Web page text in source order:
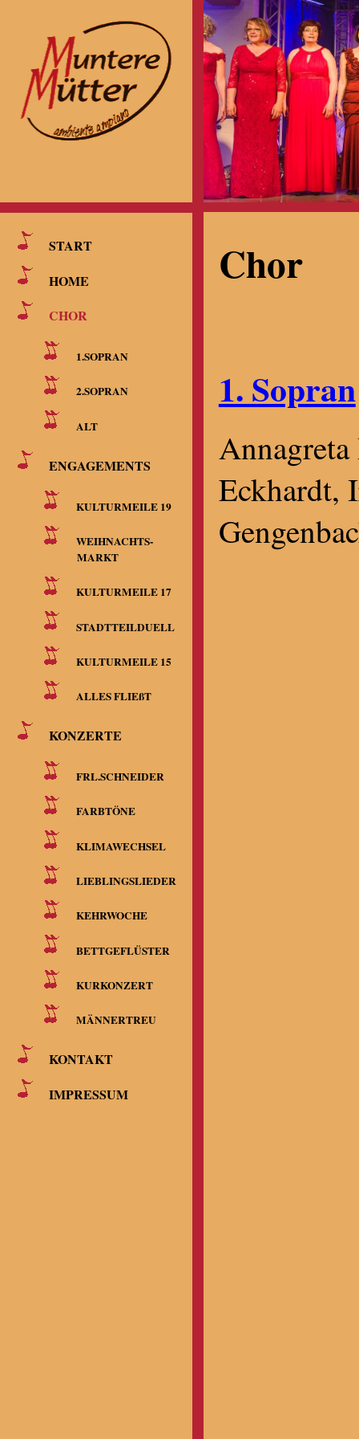
START
HOME
CHOR
1.SOPRAN
2.SOPRAN
ALT
ENGAGEMENTS
KULTURMEILE 19
WEIHNACHTS-
MARKT
KULTURMEILE 17
STADTTEILDUELL
KULTURMEILE 15
ALLES FLIEßT
KONZERTE
FRL.SCHNEIDER
FARBTÖNE
KLIMAWECHSEL
LIEBLINGSLIEDER
KEHRWOCHE
BETTGEFLÜSTER
KURKONZERT
MÄNNERTREU
KONTAKT
IMPRESSUM
Chor
1. Sopran
Eckhardt,